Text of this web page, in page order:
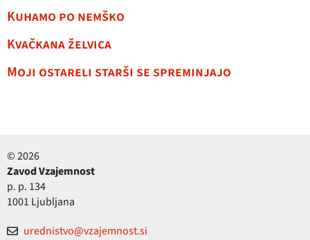
Kuhamo po nemško
Kvačkana želvica
Moji ostareli starši se spreminjajo
© 2026
Zavod Vzajemnost
p. p. 134
1001 Ljubljana
urednistvo@vzajemnost.si